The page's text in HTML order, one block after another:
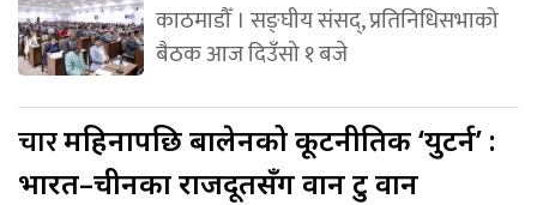
काठमाडौँ । सङ्घीय संसद्, प्रतिनिधिसभाको
बैठक आज दिउँसो १ बजे
चारमहिनापछि बालेनको कूटनीतिक ‘युटर्न’ :
भारत–चीनका राजदूतसँग वान टु वान